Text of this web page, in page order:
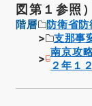
図第１参照）
階層 防衛省
支那事
南京攻
２年１